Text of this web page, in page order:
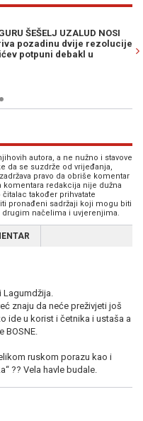
PRED NOVOM
otkriva kako Dodik i
u Washingtonu (VIDEO)
autora, a ne nužno i stavove
da se suzdrže od vrijeđanja,
pravo da obriše komentar
redakcija nije dužna
također prihvatate
pronađeni sadržaji koji mogu biti
načelima i uvjerenjima.
Lagumdžija.
znaju da neće preživjeti još
ide u korist i četnika i ustaša a
BOSNE.
ruskom porazu kao i
?? Vela havle budale.